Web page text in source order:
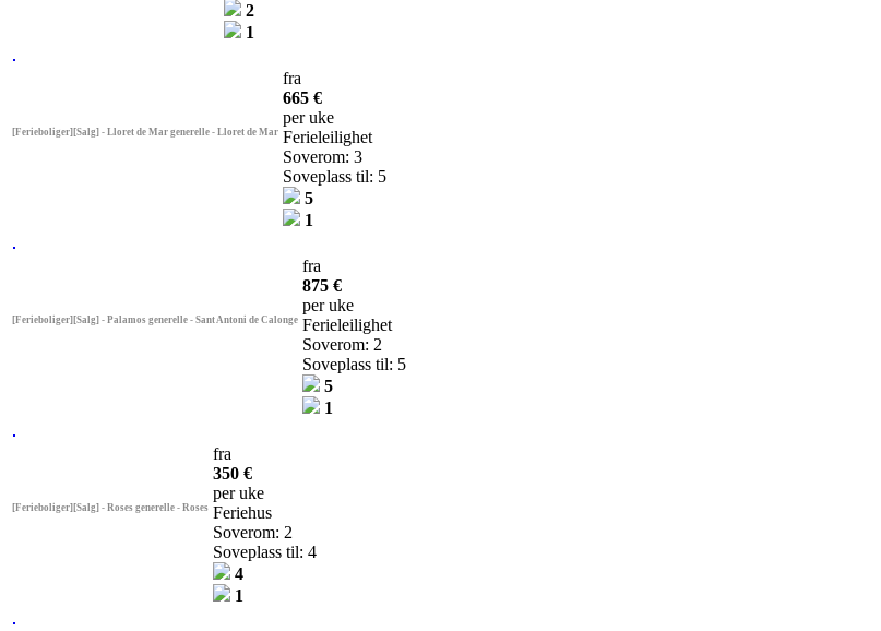
2
1
[Ferieboliger][Salg] - Lloret de Mar generelle - Lloret de Mar
fra
665 €
per uke
Ferieleilighet
Soverom: 3
Soveplass til: 5
5
1
[Ferieboliger][Salg] - Palamos generelle - Sant Antoni de Calonge
fra
875 €
per uke
Ferieleilighet
Soverom: 2
Soveplass til: 5
5
1
[Ferieboliger][Salg] - Roses generelle - Roses
fra
350 €
per uke
Feriehus
Soverom: 2
Soveplass til: 4
4
1